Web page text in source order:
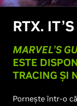
RTX.
MARVEL’S
ESTE
TRACING ȘI
Pornește într-o